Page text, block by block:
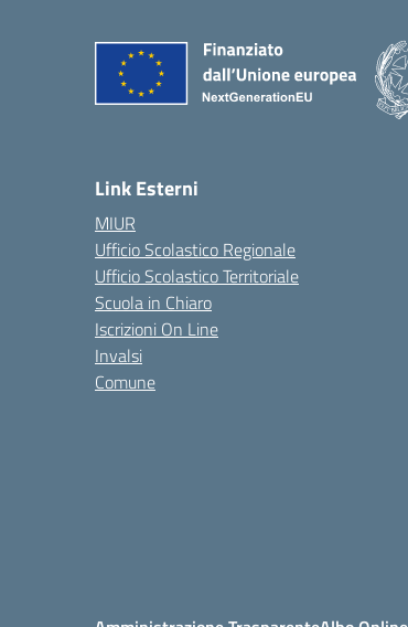
Link Esterni
MIUR
Ufficio Scolastico Regionale
Ufficio Scolastico Territoriale
Scuola in Chiaro
Iscrizioni On Line
Invalsi
Comune